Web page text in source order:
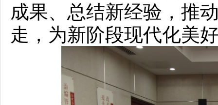
成果、总结新经验，推
走，为新阶段现代化美